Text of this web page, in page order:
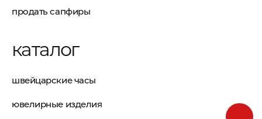
продать сапфиры
каталог
швейцарские часы
ювелирные изделия